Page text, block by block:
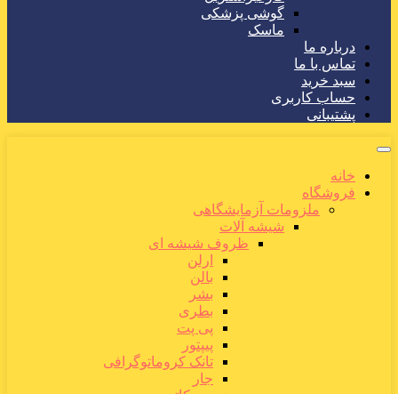
گوشی پزشکی
ماسک
درباره ما
تماس با ما
سبد خرید
حساب کاربری
پشتیبانی
خانه
فروشگاه
ملزومات آزمایشگاهی
شیشه آلات
ظروف شیشه ای
ارلن
بالن
بشر
بطری
پی پت
پیپتور
تانک کروماتوگرافی
جار